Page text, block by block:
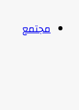
مجتمع